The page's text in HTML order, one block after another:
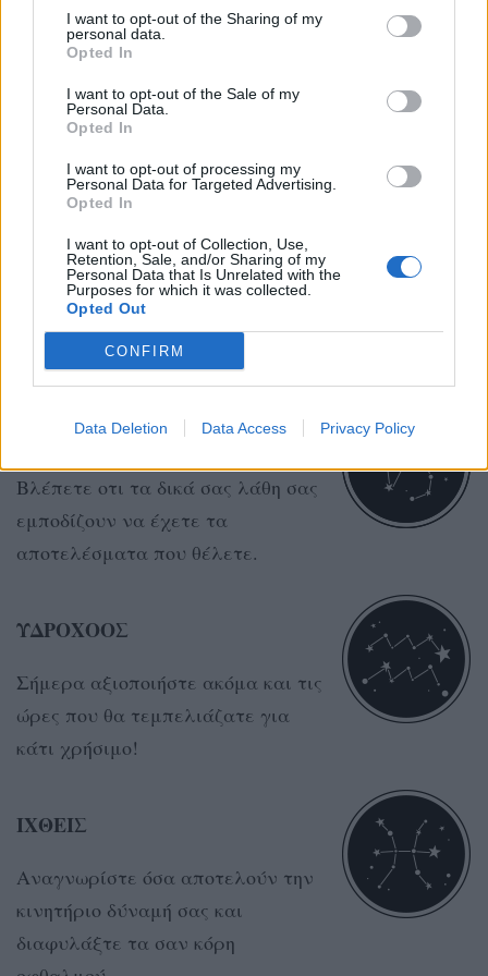
I want to opt-out of the Sharing of my
personal data.
Opted In
I want to opt-out of the Sale of my
Personal Data.
Opted In
I want to opt-out of processing my
Personal Data for Targeted Advertising.
Opted In
I want to opt-out of Collection, Use,
Retention, Sale, and/or Sharing of my
Personal Data that Is Unrelated with the
Purposes for which it was collected.
Opted Out
CONFIRM
Data Deletion Data Access Privacy Policy
αποτίμηση σε όλα τα καλά
πράγματα που υπάρχουν στη ζωή
ΤΟΞΟΤΗΣ
μπορεί να φαίνονται να πέφτουν
και να υποφέρουν από παλιά
προβλήματα που νομίζατε ότι
είχαν επιλυθεί.
ΑΙΓΟΚΕΡΩΣ
Bλέπετε οτι τα δικά σας λάθη σας
εμποδίζουν να έχετε τα
αποτελέσματα που θέλετε.
ΥΔΡΟΧΟΟΣ
Σήμερα αξιοποιήστε ακόμα και τις
ώρες που θα τεμπελιάζατε για
κάτι χρήσιμο!
ΙΧΘΕΙΣ
Αναγνωρίστε όσα αποτελούν την
κινητήριο δύναμή σας και
διαφυλάξτε τα σαν κόρη